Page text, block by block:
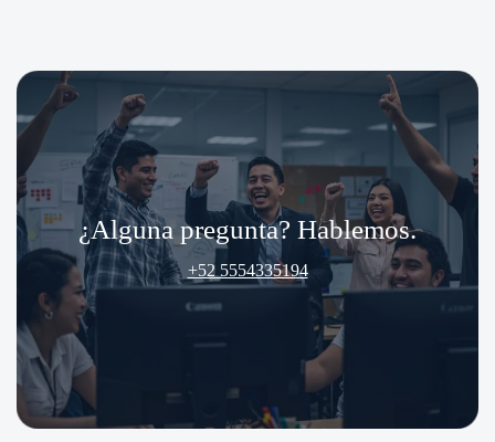
¿Alguna pregunta? Hablemos.
+52 5554335194